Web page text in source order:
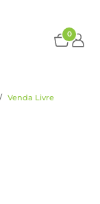
0
Venda Livre